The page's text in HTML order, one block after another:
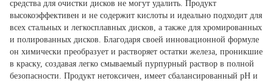
средства для очистки дисков не могут удалить. Продукт
высокоэффективен и не содержит кислоты и идеально подходит для
всех стальных и легкосплавных дисков, а также для хромированных
и полированных дисков. Благодаря своей инновационной формуле
он химически преобразует и растворяет остатки железа, проникшие
в краску, создавая легко смываемый пурпурный раствор в полной
безопасности. Продукт нетоксичен, имеет сбалансированный pH и